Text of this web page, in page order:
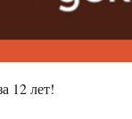
12 лет!